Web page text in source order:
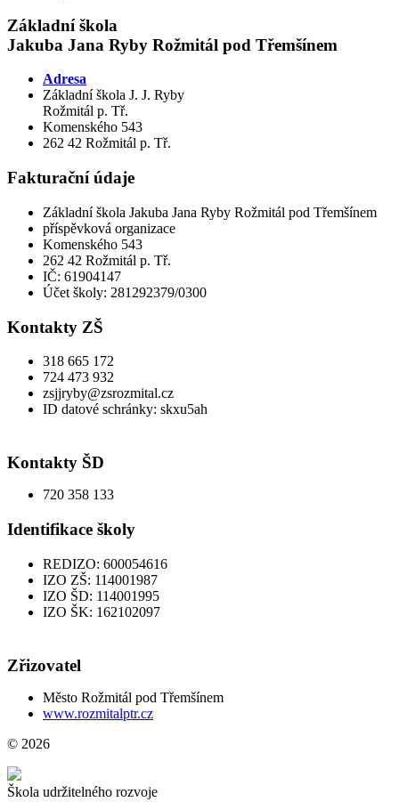
Základní škola
Jakuba Jana Ryby Rožmitál pod Třemšínem
Adresa
Základní škola J. J. Ryby
Rožmitál p. Tř.
Komenského 543
262 42 Rožmitál p. Tř.
Fakturační údaje
Základní škola Jakuba Jana Ryby Rožmitál pod Třemšínem
příspěvková organizace
Komenského 543
262 42 Rožmitál p. Tř.
IČ: 61904147
Účet školy: 281292379/0300
Kontakty ZŠ
318 665 172
724 473 932
zsjjryby@zsrozmital.cz
ID datové schránky: skxu5ah
Kontakty ŠD
720 358 133
Identifikace školy
REDIZO: 600054616
IZO ZŠ: 114001987
IZO ŠD: 114001995
IZO ŠK: 162102097
Zřizovatel
Město Rožmitál pod Třemšínem
www.rozmitalptr.cz
© 2026
Škola udržitelného rozvoje